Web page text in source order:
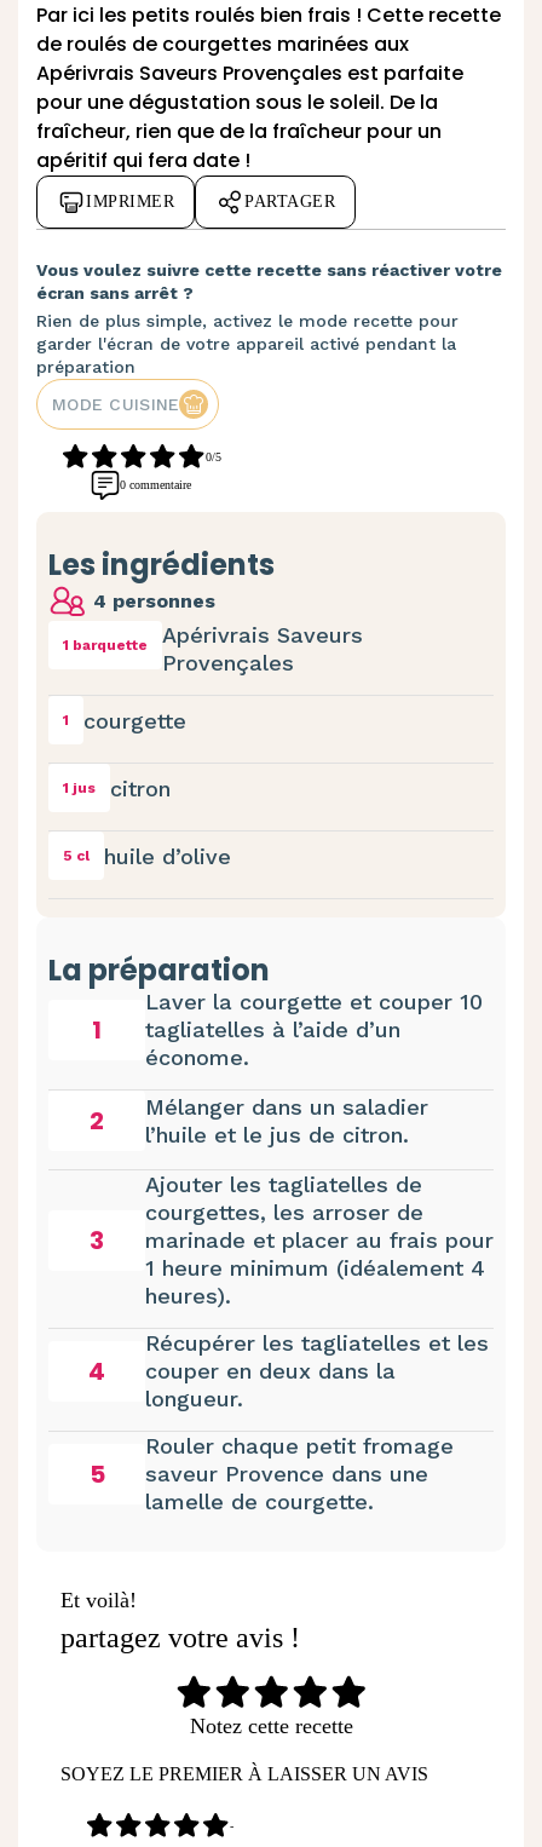
Par ici les petits roulés bien frais ! Cette recette
de roulés de courgettes marinées aux
Apérivrais Saveurs Provençales est parfaite
pour une dégustation sous le soleil. De la
fraîcheur, rien que de la fraîcheur pour un
apéritif qui fera date !
IMPRIMER PARTAGER
Vous voulez suivre cette recette sans réactiver votre
écran sans arrêt ?
Rien de plus simple, activez le mode recette pour
garder l'écran de votre appareil activé pendant la
préparation
MODE CUISINE
0/5
0 commentaire
Les ingrédients
4 personnes
1 barquette
Apérivrais Saveurs
Provençales
1 courgette
1 jus citron
5 cl huile d’olive
La préparation
1
Laver la courgette et couper 10
tagliatelles à l’aide d’un
économe.
2
Mélanger dans un saladier
l’huile et le jus de citron.
3
Ajouter les tagliatelles de
courgettes, les arroser de
marinade et placer au frais pour
1 heure minimum (idéalement 4
heures).
4
Récupérer les tagliatelles et les
couper en deux dans la
longueur.
5
Rouler chaque petit fromage
saveur Provence dans une
lamelle de courgette.
Et voilà!
partagez votre avis !
Notez cette recette
SOYEZ LE PREMIER À LAISSER UN AVIS
-